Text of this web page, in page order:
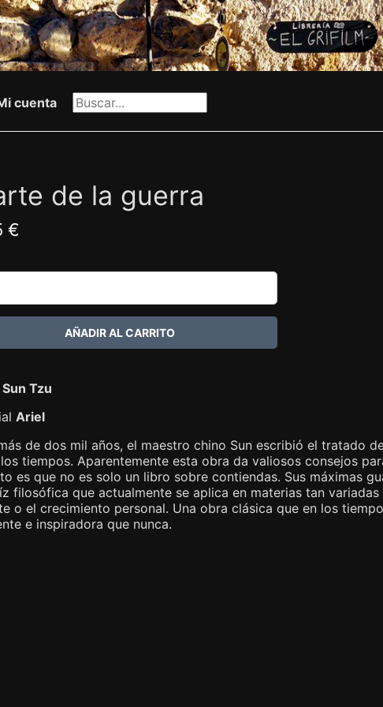
cuenta
de la guerra
€
Sun Tzu
Ariel
de dos mil años, el maestro chino Sun escribió el tratado
tiempos. Aparentemente esta obra da valiosos consejos
es que no es solo un libro sobre contiendas. Sus máximas
filosófica que actualmente se aplica en materias tan
o el crecimiento personal. Una obra clásica que en los
e inspiradora que nunca.